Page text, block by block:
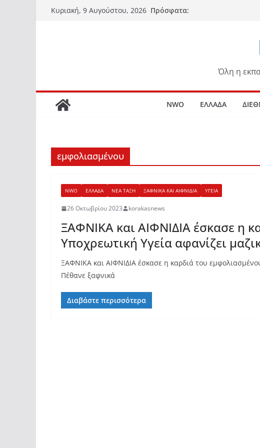
Μετάβαση
Κυριακή, 9 Αυγούστου, 2026 Πρόσφατα:
Όλη η
NWO ΕΛΛΑΔΑ
εμφολιασμένου
NWO ΕΛΛΑΔΑ ΝΕΑ ΤΑΞΗ ΞΑΦΝΙΚΑ ΚΑΙ ΑΙΦΝΙΔΙΑ ΥΓΕΙΑ
26 Οκτωβρίου 2023 korakasnews
ΞΑΦΝΙΚΑ και ΑΙΦΝΙΔΙΑ έσκασε η
Υποχρεωτική Υγεία αφανίζει
ΞΑΦΝΙΚΑ και ΑΙΦΝΙΔΙΑ έσκασε η καρδιά του
Πέθανε ξαφνικά
Διαβάστε περισσότερα